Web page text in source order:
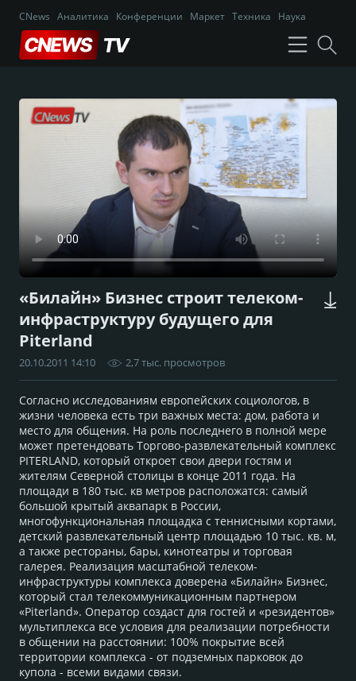
CNews Аналитика Конференции Маркет Техника Наука
«Билайн» Бизнес строит телеком-
инфраструктуру будущего для
Piterland
20.10.2011 14:10 2,7 тыс. просмотров
Согласно исследованиям европейских социологов, в
жизни человека есть три важных места: дом, работа и
место для общения. На роль последнего в полной мере
может претендовать Торгово-развлекательный комплекс
PITERLAND, который откроет свои двери гостям и
жителям Северной столицы в конце 2011 года. На
площади в 180 тыс. кв метров расположатся: самый
большой крытый аквапарк в России,
многофункциональная площадка с теннисными кортами,
детский развлекательный центр площадью 10 тыс. кв. м,
а также рестораны, бары, кинотеатры и торговая
галерея. Реализация масштабной телеком-
инфраструктуры комплекса доверена «Билайн» Бизнес,
который стал телекоммуникационным партнером
«Piterland». Оператор создаст для гостей и «резидентов»
мультиплекса все условия для реализации потребности
в общении на расстоянии: 100% покрытие всей
территории комплекса - от подземных парковок до
купола - всеми видами связи.